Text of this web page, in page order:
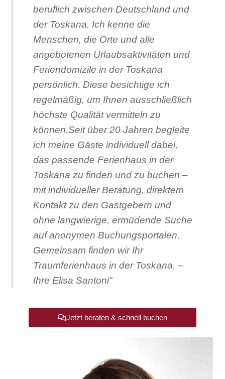
beruflich zwischen Deutschland und
der Toskana. Ich kenne die
Menschen, die Orte und alle
angebotenen Urlaubsaktivitäten und
Feriendomizile in der Toskana
persönlich. Diese besichtige ich
regelmäßig, um Ihnen ausschließlich
höchste Qualität vermitteln zu
können.Seit über 20 Jahren begleite
ich meine Gäste individuell dabei,
das passende Ferienhaus in der
Toskana zu finden und zu buchen –
mit individueller Beratung, direktem
Kontakt zu den Gastgebern und
ohne langwierige, ermüdende Suche
auf anonymen Buchungsportalen.
Gemeinsam finden wir Ihr
Traumferienhaus in der Toskana. –
Ihre Elisa Santoni“
Jetzt beraten & schnell buchen